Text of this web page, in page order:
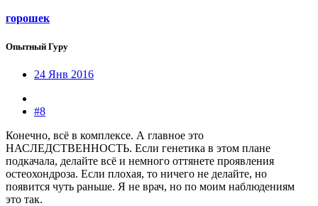
горошек
Опытный Гуру
24 Янв 2016
#8
Конечно, всё в комплексе. А главное это
НАСЛЕДСТВЕННОСТЬ. Если генетика в этом плане
подкачала, делайте всё и немного оттянете проявления
остеохондроза. Если плохая, то ничего не делайте, но
появится чуть раньше. Я не врач, но по моим наблюдениям
это так.